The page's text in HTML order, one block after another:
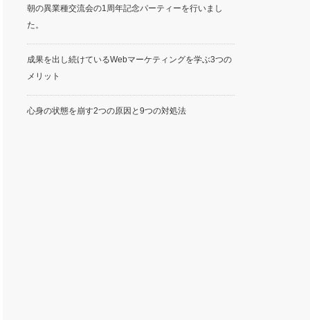
朝の異業種交流会の1周年記念パーティーを行いまし
た。
成果を出し続けているWebマーケティングを学ぶ3つの
メリット
心身の状態を崩す2つの原因と9つの対処法